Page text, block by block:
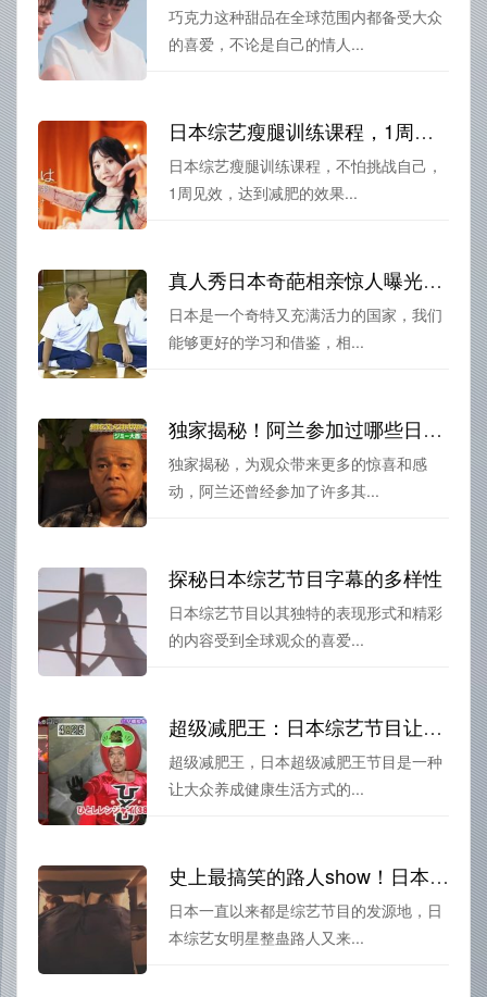
巧克力这种甜品在全球范围内都备受大众
的喜爱，不论是自己的情人...
日本综艺瘦腿训练课程，1周见效，轻松达成美腿目标
日本综艺瘦腿训练课程，不怕挑战自己，
1周见效，达到减肥的效果...
真人秀日本奇葩相亲惊人曝光：亲嘴竟然成为约会的第一步
日本是一个奇特又充满活力的国家，我们
能够更好的学习和借鉴，相...
独家揭秘！阿兰参加过哪些日本电视节目？
独家揭秘，为观众带来更多的惊喜和感
动，阿兰还曾经参加了许多其...
探秘日本综艺节目字幕的多样性
日本综艺节目以其独特的表现形式和精彩
的内容受到全球观众的喜爱...
超级减肥王：日本综艺节目让大众改变不健康的生活方式
超级减肥王，日本超级减肥王节目是一种
让大众养成健康生活方式的...
史上最搞笑的路人show！日本综艺女明星整蛊路人又来开心一夏
日本一直以来都是综艺节目的发源地，日
本综艺女明星整蛊路人又来...